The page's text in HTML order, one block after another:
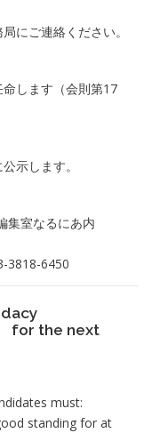
にご連絡ください。
します（会則第17
示します。
室なるにあ内
6450
for the next
must:
standing for at